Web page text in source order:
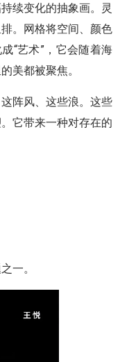
续变化的抽象画。灵
。网格将空间、颜色
“艺术”，它会随着海
美都被聚焦。
阵风、这些浪。这些
它带来一种对存在的
一。